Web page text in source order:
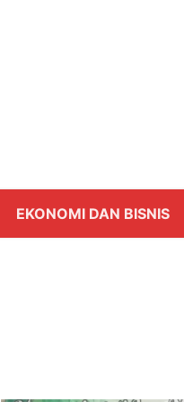
EKONOMI DAN BISNIS